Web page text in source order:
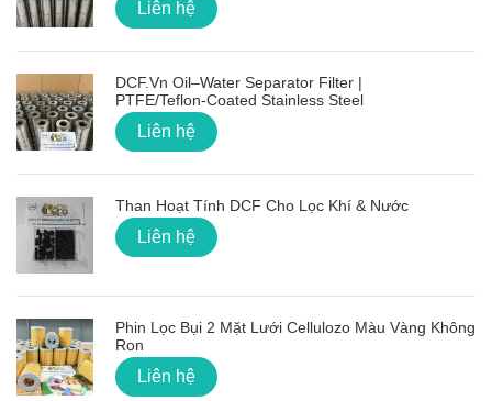
Liên hệ
DCF.vn Oil–Water Separator Filter |
PTFE/Teflon‑Coated Stainless Steel
Liên hệ
Than Hoạt Tính DCF Cho Lọc Khí & Nước
Liên hệ
Phin Lọc Bụi 2 Mặt Lưới Cellulozo Màu Vàng Không
Ron
Liên hệ